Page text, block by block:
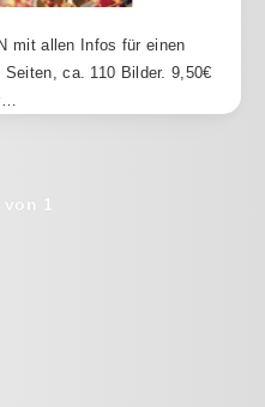
mit allen Infos für einen
Seiten, ca. 110 Bilder. 9,50€
von 1